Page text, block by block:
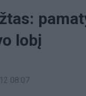
lobį
08:07